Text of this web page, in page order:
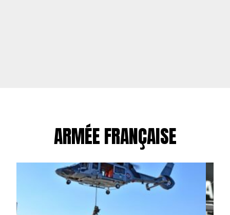
ARMÉE FRANÇAISE